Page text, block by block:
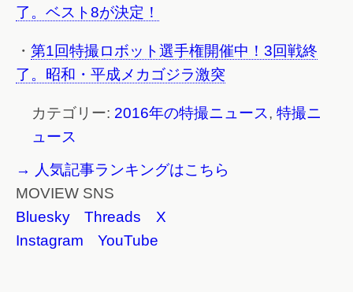
了。ベスト8が決定！
・ 第1回特撮ロボット選手権開催中！3回戦終
了。昭和・平成メカゴジラ激突
カテゴリー: 2016年の特撮ニュース, 特撮ニ
ュース
→ 人気記事ランキングはこちら
MOVIEW SNS
Bluesky
Threads
X
Instagram
YouTube